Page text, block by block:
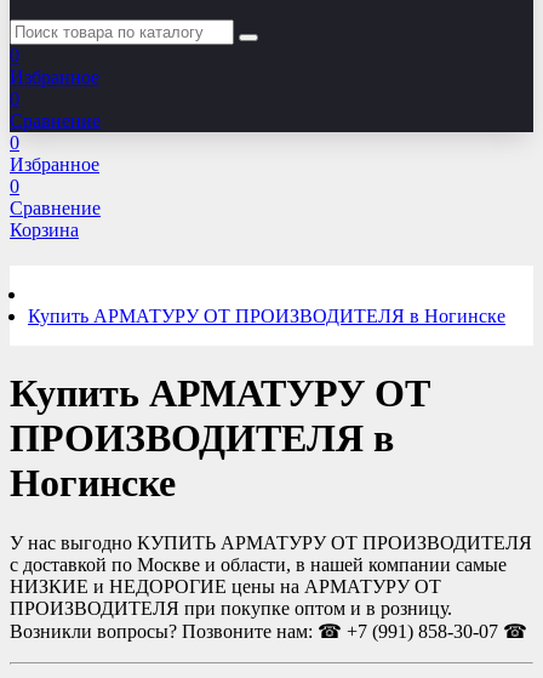
0
Избранное
0
Сравнение
0
Избранное
0
Сравнение
Корзина
Купить АРМАТУРУ ОТ ПРОИЗВОДИТЕЛЯ в Ногинске
Купить АРМАТУРУ ОТ
ПРОИЗВОДИТЕЛЯ в
Ногинске
У нас выгодно КУПИТЬ АРМАТУРУ ОТ ПРОИЗВОДИТЕЛЯ
с доставкой по Москве и области, в нашей компании самые
НИЗКИЕ и НЕДОРОГИЕ цены на АРМАТУРУ ОТ
ПРОИЗВОДИТЕЛЯ при покупке оптом и в розницу.
Возникли вопросы? Позвоните нам: ☎ +7 (991) 858-30-07 ☎